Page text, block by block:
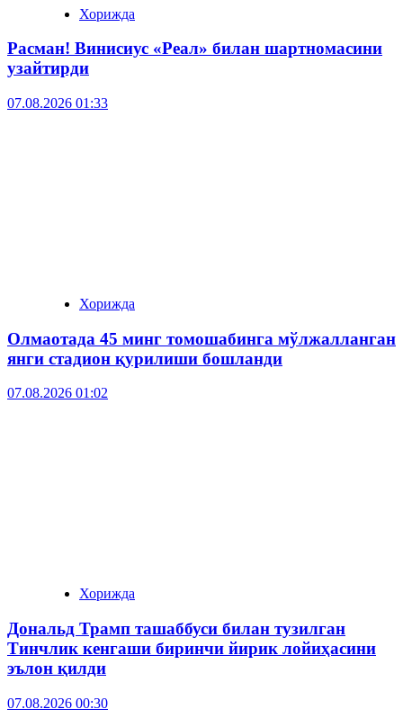
Хорижда
Расман! Винисиус «Реал» билан шартномасини
узайтирди
07.08.2026 01:33
Хорижда
Олмаотада 45 минг томошабинга мўлжалланган
янги стадион қурилиши бошланди
07.08.2026 01:02
Хорижда
Дональд Трамп ташаббуси билан тузилган
Тинчлик кенгаши биринчи йирик лойиҳасини
эълон қилди
07.08.2026 00:30